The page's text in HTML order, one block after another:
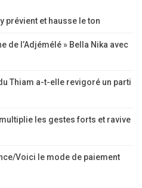
prévient et hausse le ton
de l’Adjémélé » Bella Nika avec
Thiam a-t-elle revigoré un parti
les gestes forts et ravive
Voici le mode de paiement